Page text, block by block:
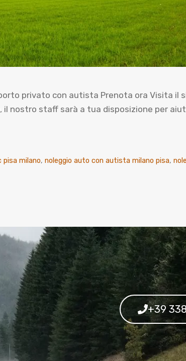
privato con autista Prenota ora Visita
il nostro staff sarà a tua disposizione per
pisa milano,noleggio auto con autista milano pisa,
+39